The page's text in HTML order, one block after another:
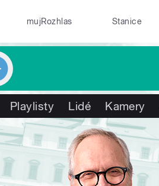
mujRozhlas Stanice
Playlisty Lidé Kamery